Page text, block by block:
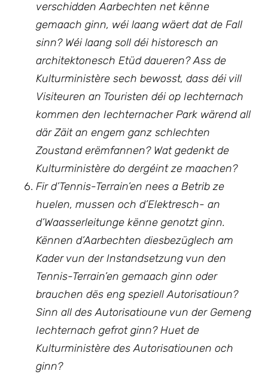
verschidden Aarbechten net kënne
gemaach ginn, wéi laang wäert dat de Fall
sinn? Wéi laang soll déi historesch an
architektonesch Etüd daueren? Ass de
Kulturministère sech bewosst, dass déi vill
Visiteuren an Touristen déi op Iechternach
kommen den Iechternacher Park wärend all
där Zäit an engem ganz schlechten
Zoustand erëmfannen? Wat gedenkt de
Kulturministère do dergéint ze maachen?
Fir d’Tennis-Terrain’en nees a Betrib ze
huelen, mussen och d’Elektresch- an
d’Waasserleitunge kënne genotzt ginn.
Kënnen d’Aarbechten diesbezüglech am
Kader vun der Instandsetzung vun den
Tennis-Terrain’en gemaach ginn oder
brauchen dës eng speziell Autorisatioun?
Sinn all des Autorisatioune vun der Gemeng
Iechternach gefrot ginn? Huet de
Kulturministère des Autorisatiounen och
ginn?